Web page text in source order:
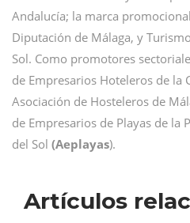
Andalucía; la marca
Diputación de Málaga, y
Sol. Como promotores
de Empresarios Hoteleros de la
Asociación de Hosteleros de
de Empresarios de Playas de la
del Sol (Aeplayas).
Artículos